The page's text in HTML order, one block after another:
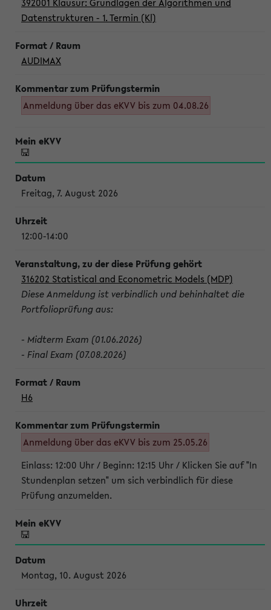
Datenstrukturen - 1. Termin (Kl)
AUDIMAX
Anmeldung über das eKVV bis zum 04.08.26
Freitag, 7. August 2026
12:00-14:00
316202 Statistical and Econometric Models (MDP)
Diese Anmeldung ist verbindlich und behinhaltet die
Portfolioprüfung aus:
- Midterm Exam (01.06.2026)
- Final Exam (07.08.2026)
H6
Anmeldung über das eKVV bis zum 25.05.26
Einlass: 12:00 Uhr / Beginn: 12:15 Uhr / Klicken Sie auf "In
Stundenplan setzen" um sich verbindlich für diese
Prüfung anzumelden.
Montag, 10. August 2026